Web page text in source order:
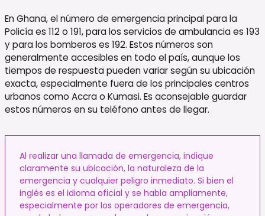
En Ghana, el número de emergencia principal para la
Policía es 112 o 191, para los servicios de ambulancia es 193
y para los bomberos es 192. Estos números son
generalmente accesibles en todo el país, aunque los
tiempos de respuesta pueden variar según su ubicación
exacta, especialmente fuera de los principales centros
urbanos como Accra o Kumasi. Es aconsejable guardar
estos números en su teléfono antes de llegar.
Al realizar una llamada de emergencia, indique
claramente su ubicación, la naturaleza de la
emergencia y cualquier peligro inmediato. Si bien el
inglés es el idioma oficial y se habla ampliamente,
especialmente por los operadores de emergencia,